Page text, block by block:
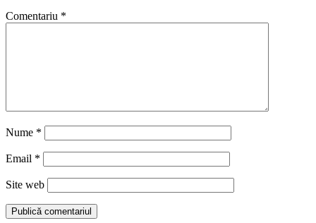
Comentariu *
Nume *
Email *
Site web